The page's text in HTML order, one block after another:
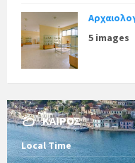
5 images
ΚΑΙΡΌΣ
Local Time